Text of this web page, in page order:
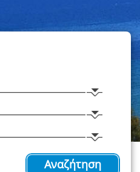
Αναζήτηση